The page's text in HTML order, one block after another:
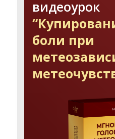
видеоурок
боли при